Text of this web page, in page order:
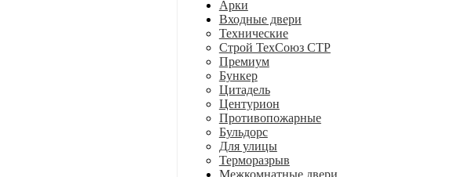
Арки
Входные двери
Технические
Строй ТехСоюз СТР
Премиум
Бункер
Цитадель
Центурион
Противопожарные
Бульдорс
Для улицы
Терморазрыв
Межкомнатные двери